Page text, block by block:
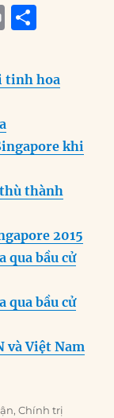
P
n
t
a
re
tinh hoa
khi
thù thành
2015
qua bầu cử
qua bầu cử
và Việt Nam
,Chính trị